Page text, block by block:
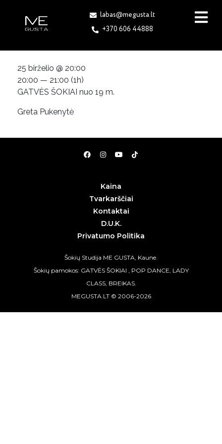
labas@megusta.lt
+370 606 44888
25 birželio @ 20:00
20:00 — 21:00 (1h)
GATVĖS ŠOKIAI nuo 19 m.
Greta Pukenytė
Kaina
Tvarkarščiai
Kontaktai
D.U.K.
Privatumo Politika
Šokių Studija ME GUSTA, Kaune.
Šokių pamokos: GATVĖS ŠOKIAI , POP DANCE, LADY
CLASS, BREIKAS.
MEGUSTA.LT © 2006-2026